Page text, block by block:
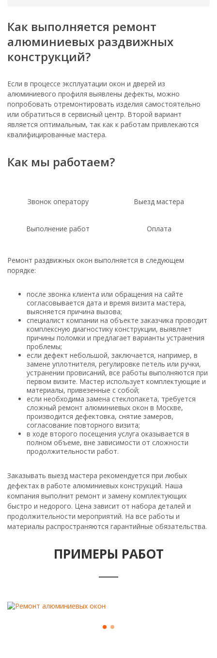
Как выполняется ремонт
алюминиевых раздвижных
конструкций?
Если в процессе эксплуатации окон и дверей из
алюминиевого профиля выявлены дефекты, можно
попробовать отремонтировать изделия самостоятельно
или обратиться в сервисный центр. Второй вариант
является оптимальным, так как к работам привлекаются
квалифицированные мастера.
Как мы работаем?
Звонок оператору Выезд мастера
Выполнение работ Оплата
Ремонт раздвижных окон выполняется в следующем
порядке:
после звонка клиента или обращения на сайте
согласовывается дата и время визита мастера,
выясняется причина вызова;
специалист компании на объекте заказчика проводит
комплексную диагностику конструкции, выявляет
причины поломки и предлагает варианты устранения
проблемы;
если дефект небольшой, заключается, например, в
замене уплотнителя, регулировке петель или ручки,
устранении провисаний, все работы выполняются при
первом визите. Мастер использует комплектующие и
материалы, привезенные с собой;
если необходима замена стеклопакета, требуется
сложный ремонт алюминиевых окон в Москве,
производится дефектовка, снятие замеров,
согласование повторного визита;
в ходе второго посещения услуга оказывается в
полном объеме, вне зависимости от сложности
продолжительности работ.
Заказывать выезд мастера рекомендуется при любых
дефектах в работе алюминиевых конструкций. Наша
компания выполнит ремонт и замену комплектующих
быстро и недорого. Цена зависит от набора деталей и
продолжительности мероприятий. На все работы и
материалы распространяются гарантийные обязательства.
ПРИМЕРЫ РАБОТ